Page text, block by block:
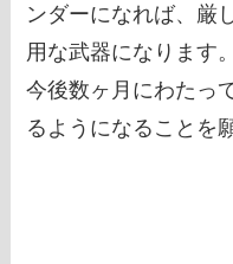
ンダーになれば、厳
用な武器になります
今後数ヶ月にわたっ
るようになることを